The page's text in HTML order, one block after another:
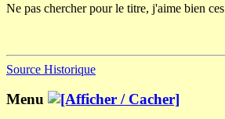
Ne pas chercher pour le titre, j'aime bien
Source Historique
Menu